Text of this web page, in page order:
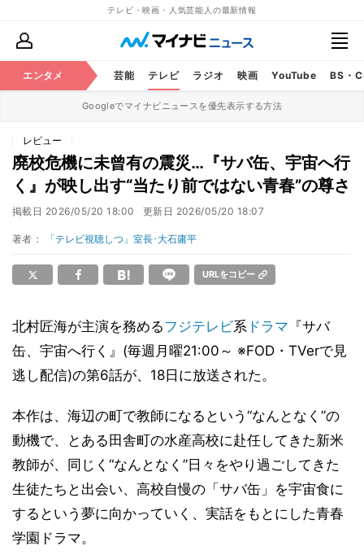
テレビ・映画・人気芸能人の最新情報
エンタメ 芸能 テレビ ラジオ 映画 YouTube BS・
Googleでマイナビニュースを優先表示する方法
レビュー
廃校危機に未曾有の震災…『サバ缶、宇宙へ行
く』が映し出す“当たり前ではない青春”の尊さ
掲載日 2026/05/20 18:00 更新日 2026/05/20 18:07
著者： 「テレビ視聴しつ」室長･大石庸平
URLをコピー
北村匠海が主演を務めるフジテレビ系 ドラマ 『サバ
缶、宇宙へ行く』(毎週月曜21:00～ ※FOD・TVerで見
逃し配信)の第6話が、18日に放送された。
本作は、海辺の町で教師になるという“なんとなく”の
動機で、とある田舎町の水産高校に赴任してきた新米
教師が、同じく“なんとなく”日々をやり過ごしてきた
生徒たちと出会い、高校自慢の「サバ缶」を宇宙食に
するという夢に向かっていく、実話をもとにした青春
学園ドラマ。